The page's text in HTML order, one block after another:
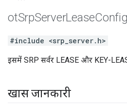
otSrpServerLeaseConfig
#include <srp_server.h>
इसमें SRP सर्वर LEASE और KEY-
खास जानकारी